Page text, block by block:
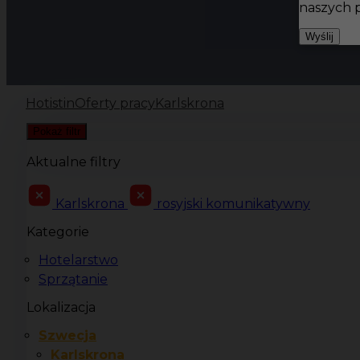
HotistinOferty pracy Karlskrona
Pokaż filtr
Aktualne filtry
Karlskrona
rosyjski komunikatywny
Kategorie
Hotelarstwo
Sprzątanie
Lokalizacja
Szwecja
Karlskrona
naszych
Wyślij